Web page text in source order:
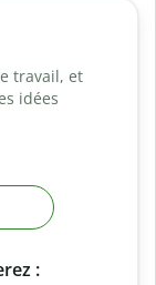
travail, et
idées
: